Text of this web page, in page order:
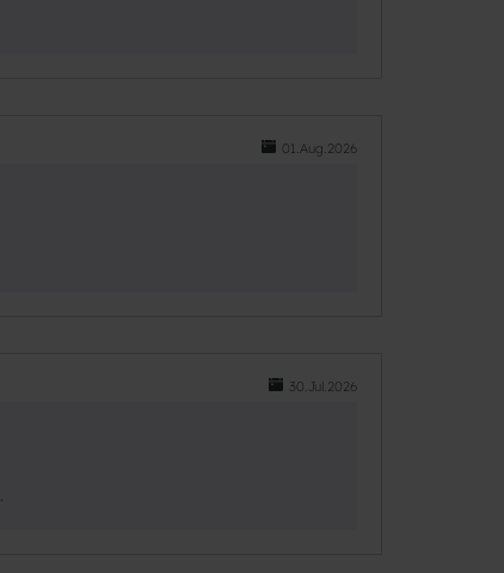
01.Aug.2026
30.Jul.2026